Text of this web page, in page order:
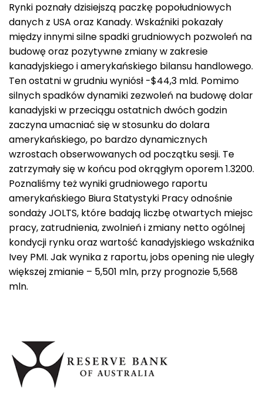
Rynki poznały dzisiejszą paczkę popołudniowych
danych z USA oraz Kanady. Wskaźniki pokazały
między innymi silne spadki grudniowych pozwoleń na
budowę oraz pozytywne zmiany w zakresie
kanadyjskiego i amerykańskiego bilansu handlowego.
Ten ostatni w grudniu wyniósł -$44,3 mld. Pomimo
silnych spadków dynamiki zezwoleń na budowę dolar
kanadyjski w przeciągu ostatnich dwóch godzin
zaczyna umacniać się w stosunku do dolara
amerykańskiego, po bardzo dynamicznych
wzrostach obserwowanych od początku sesji. Te
zatrzymały się w końcu pod okrągłym oporem 1.3200.
Poznaliśmy też wyniki grudniowego raportu
amerykańskiego Biura Statystyki Pracy odnośnie
sondaży JOLTS, które badają liczbę otwartych miejsc
pracy, zatrudnienia, zwolnień i zmiany netto ogólnej
kondycji rynku oraz wartość kanadyjskiego wskaźnika
Ivey PMI. Jak wynika z raportu, jobs opening nie uległy
większej zmianie – 5,501 mln, przy prognozie 5,568
mln.